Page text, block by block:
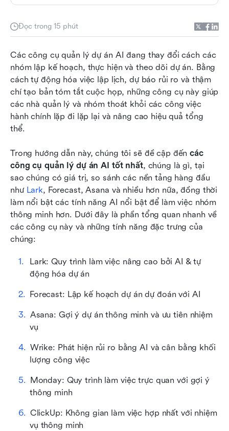
Đọc trong 15 phút
Các công cụ quản lý dự án AI đang thay đổi cách các
nhóm lập kế hoạch, thực hiện và theo dõi dự án. Bằng
cách tự động hóa việc lập lịch, dự báo rủi ro và thậm
chí tạo bản tóm tắt cuộc họp, những công cụ này giúp
các nhà quản lý và nhóm thoát khỏi các công việc
hành chính lặp đi lặp lại và nâng cao hiệu quả tổng
thể.
Trong hướng dẫn này, chúng tôi sẽ đề cập đến các
công cụ quản lý dự án AI tốt nhất, chúng là gì, tại
sao chúng có giá trị, so sánh các nền tảng hàng đầu
như Lark, Forecast, Asana và nhiều hơn nữa, đồng thời
làm nổi bật các tính năng AI nổi bật để làm việc nhóm
thông minh hơn. Dưới đây là phần tổng quan nhanh về
các công cụ này và những tính năng đặc trưng của
chúng:
Lark: Quy trình làm việc nâng cao bởi AI & tự
động hóa dự án
Forecast: Lập kế hoạch dự án dự đoán với AI
Asana: Gợi ý dự án thông minh và ưu tiên nhiệm
vụ
Wrike: Phát hiện rủi ro bằng AI và cân bằng khối
lượng công việc
Monday: Quy trình làm việc trực quan với gợi ý
thông minh
ClickUp: Không gian làm việc hợp nhất với nhiệm
vụ thông minh
Bảng so sánh các công cụ quản lý dự án AI
Các công cụ quản lý dự án AI hàng đầu
Mẹo triển khai và các thực tiễn tốt nhất cho
công cụ quản lý dự án AI
Kết luận
Câu hỏi thường gặp
Đọc liên quan